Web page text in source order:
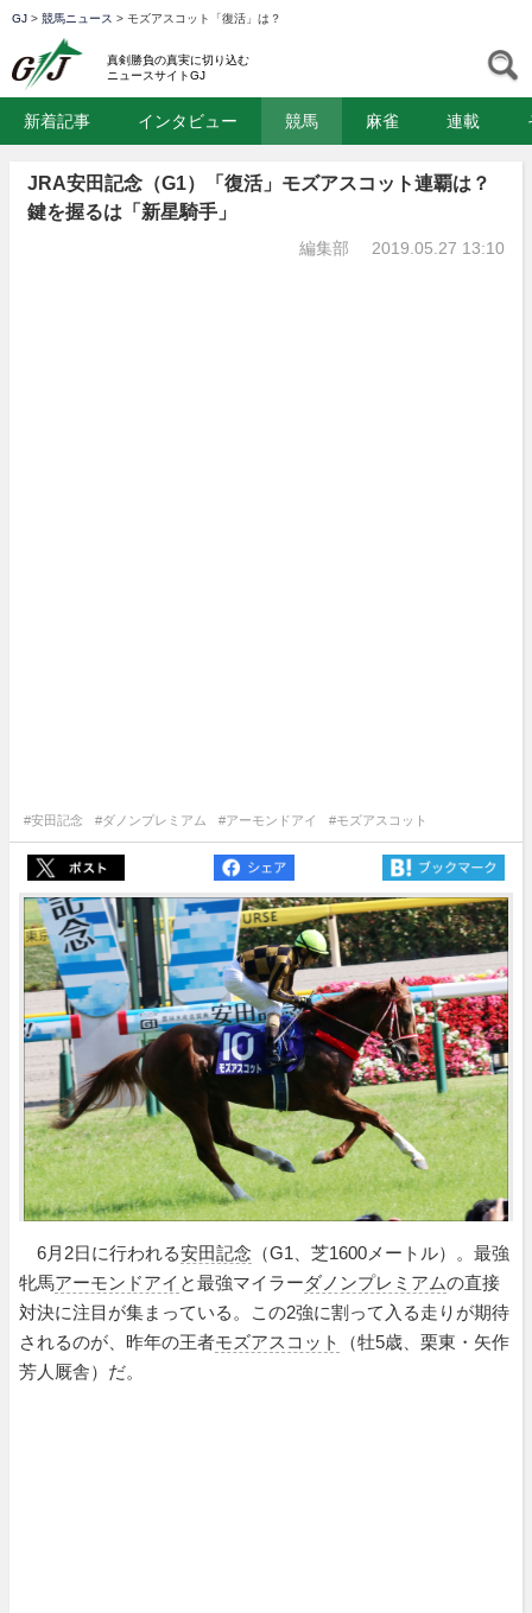
GJ > 競馬ニュース > モズアスコット「復活」は？
真剣勝負の真実に切り込む
ニュースサイトGJ
新着記事 インタビュー 競馬 麻雀 連載
JRA安田記念（G1）「復活」モズアスコット連覇は？
鍵を握るは「新星騎手」
編集部 2019.05.27 13:10
#安田記念 #ダノンプレミアム #アーモンドアイ #モズアスコット
6月2日に行われる安田記念 （G1、芝1600メートル）。最強
牝馬アーモンドアイ と最強マイラーダノンプレミアムの直接
対決に注目が集まっている。この2強に割って入る走りが期待
されるのが、昨年の王者モズアスコット
（牡5歳、栗東・矢作
芳人厩舎）だ。